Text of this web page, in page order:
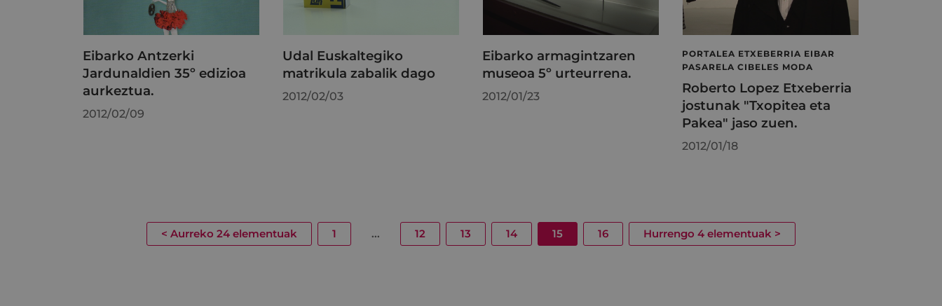
Eibarko Antzerki
Jardunaldien 35º edizioa
aurkeztua.
2012/02/09
Udal Euskaltegiko
matrikula zabalik dago
2012/02/03
Eibarko armagintzaren
museoa 5º urteurrena.
2012/01/23
PORTALEA ETXEBERRIA EIBAR
PASARELA CIBELES MODA
Roberto Lopez Etxeberria
jostunak "Txopitea eta
Pakea" jaso zuen.
2012/01/18
< Aurreko 24 elementuak 1 ... 12 13 14 15 16 Hurrengo 4 elementuak >